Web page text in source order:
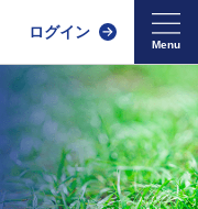
ログイン